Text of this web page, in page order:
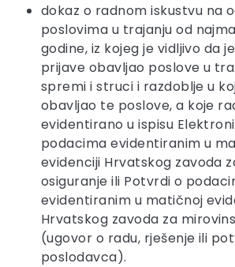
dokaz o radnom iskustvu na
poslovima u trajanju od
godine, iz kojeg je vidljivo da
prijave obavljao poslove u
spremi i struci i razdoblje u
obavljao te poslove, a koje
evidentirano u ispisu
podacima evidentiranim u
evidenciji Hrvatskog zavoda
osiguranje ili Potvrdi o
evidentiranim u matičnoj
Hrvatskog zavoda za
(ugovor o radu, rješenje ili
poslodavca).